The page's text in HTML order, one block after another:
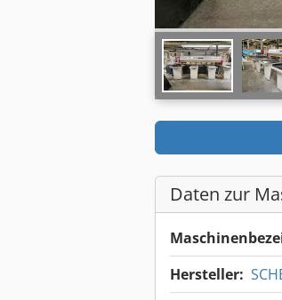
Daten zur
Hersteller: